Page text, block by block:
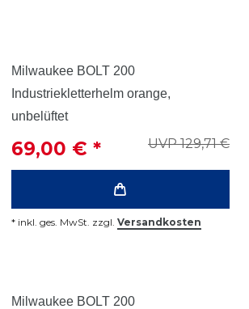
Milwaukee BOLT 200
Industriekletterhelm orange,
unbelüftet
UVP 129,71 €
69,00 € *
* inkl. ges. MwSt. zzgl. Versandkosten
Milwaukee BOLT 200